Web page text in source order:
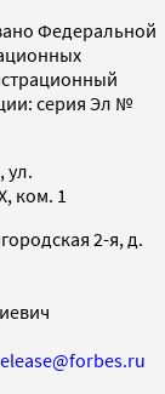
Федеральной
серия Эл №
ул.
ком. 1
2-я, д.